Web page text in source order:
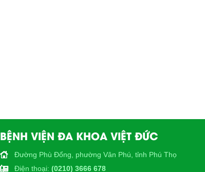
BỆNH VIỆN ĐA KHOA VIỆT ĐỨC
Đường Phù Đổng, phường Vân Phú, tỉnh Phú Thọ
Điện thoại: (0210) 3666 678